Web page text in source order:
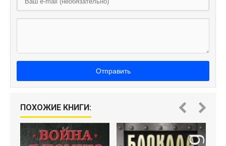
Отправить
ПОХОЖИЕ КНИГИ: